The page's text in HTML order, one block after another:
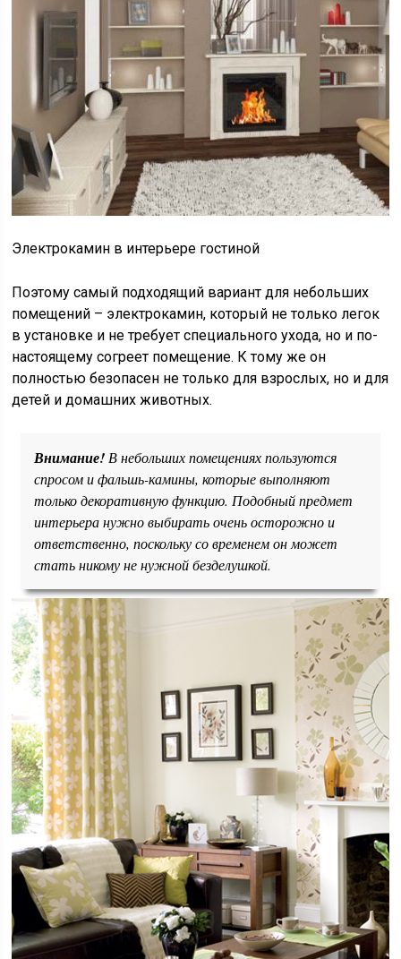
Электрокамин в интерьере гостиной
Поэтому самый подходящий вариант для небольших
помещений – электрокамин, который не только легок
в установке и не требует специального ухода, но и по-
настоящему согреет помещение. К тому же он
полностью безопасен не только для взрослых, но и для
детей и домашних животных.
Внимание! В небольших помещениях пользуются
спросом и фальшь-камины, которые выполняют
только декоративную функцию. Подобный предмет
интерьера нужно выбирать очень осторожно и
ответственно, поскольку со временем он может
стать никому не нужной безделушкой.